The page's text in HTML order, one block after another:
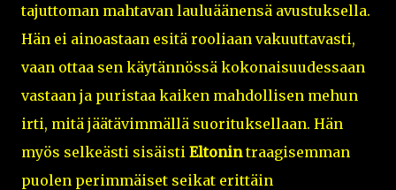
tajuttoman mahtavan lauluäänensä avustuksella.
Hän ei ainoastaan esitä rooliaan vakuuttavasti,
vaan ottaa sen käytännössä kokonaisuudessaan
vastaan ja puristaa kaiken mahdollisen mehun
irti, mitä jäätävimmällä suorituksellaan. Hän
myös selkeästi sisäisti Eltonintraagisemman
puolen perimmäiset seikat erittäin